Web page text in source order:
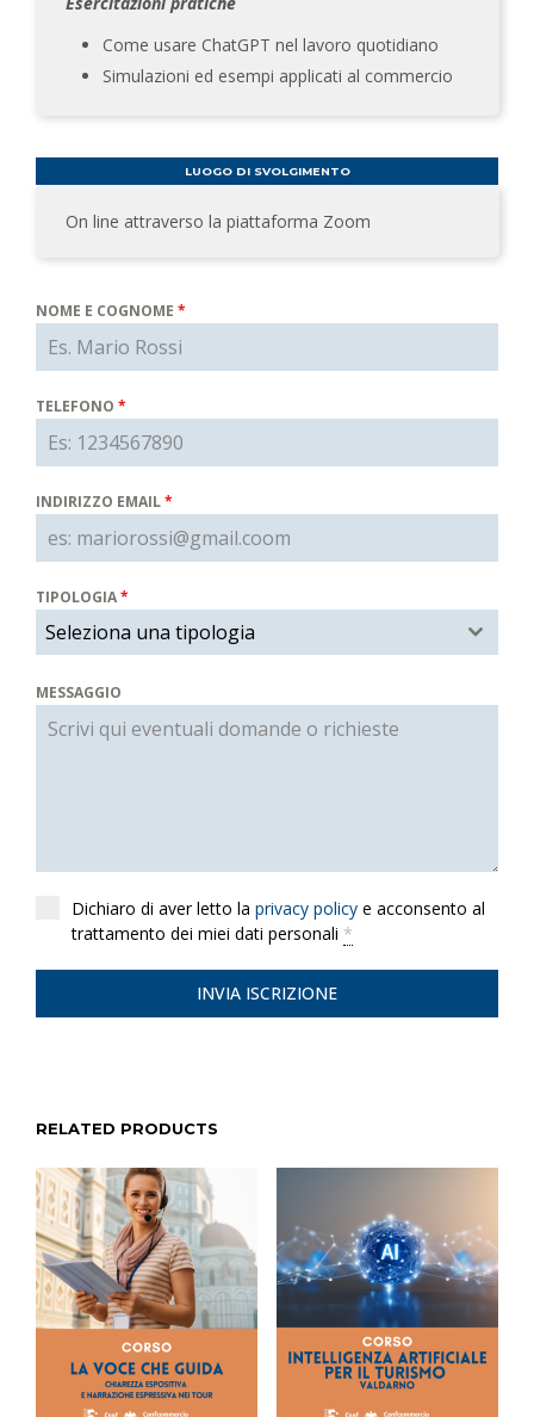
Come usare ChatGPT nel lavoro quotidiano
Simulazioni ed esempi applicati al commercio
LUOGO DI SVOLGIMENTO
On line attraverso la piattaforma Zoom
NOME E COGNOME *
TELEFONO *
INDIRIZZO EMAIL*
TIPOLOGIA*
Seleziona una tipologia
MESSAGGIO
Dichiaro di aver letto la privacy policy e acconsento al
trattamento dei miei dati personali *
INVIA ISCRIZIONE
RELATED PRODUCTS